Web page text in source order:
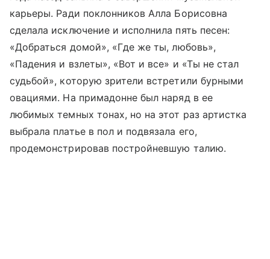
карьеры. Ради поклонников Алла Борисовна
сделала исключение и исполнила пять песен:
«Добраться домой», «Где же ты, любовь»,
«Падения и взлеты», «Вот и все» и «Ты не стал
судьбой», которую зрители встретили бурными
овациями. На примадонне был наряд в ее
любимых темных тонах, но на этот раз артистка
выбрала платье в пол и подвязала его,
продемонстрировав постройневшую талию.